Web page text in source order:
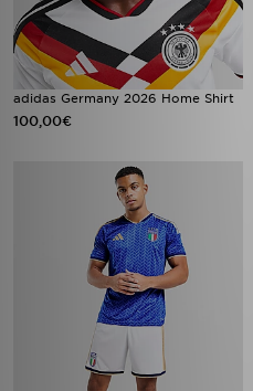
adidas Germany 2026 Home Shirt
100,00€